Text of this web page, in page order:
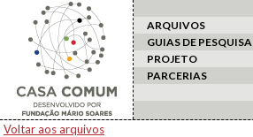
ARQUIVOS
GUIAS DE PESQUISA
PROJETO
PARCERIAS
Voltar aos arquivos